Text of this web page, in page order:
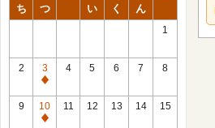
ち
つ
い
く
ん
1
2
3
休
館
日
4 5 6 7 8
9
10
休
11 12 13 14 15